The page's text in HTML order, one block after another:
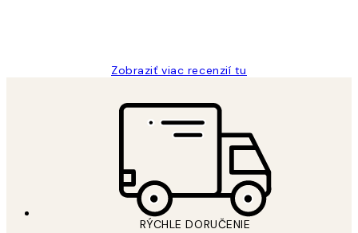
Zobraziť viac recenzií tu
RÝCHLE DORUČENIE